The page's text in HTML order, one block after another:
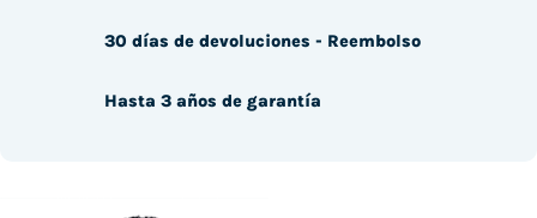
30 días de devoluciones - Reembolso
Hasta 3 años de garantía